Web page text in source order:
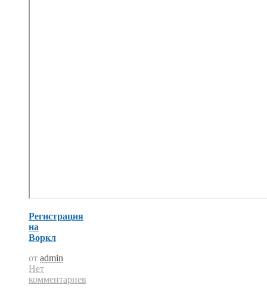
Регистрация
на
Воркл
от admin
Нет
комментариев